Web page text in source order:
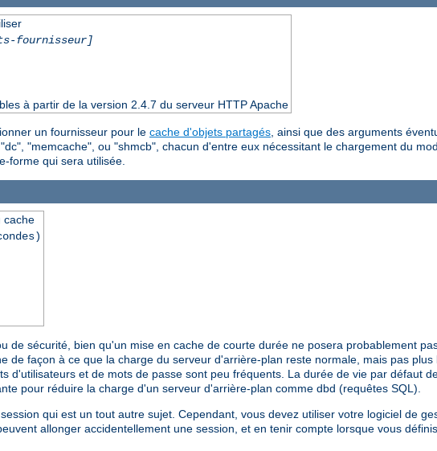
fournisseur]
à partir de la version 2.4.7 du serveur HTTP Apache
un fournisseur pour le cache d'objets partagés , ainsi que des arguments
"memcache", ou "shmcb", chacun d'entre eux nécessitant le chargement du
forme qui sera utilisée.
cache
de sécurité, bien qu'un mise en cache de courte durée ne posera probablement
de façon à ce que la charge du serveur d'arrière-plan reste normale, mais pas plus
d'utilisateurs et de mots de passe sont peu fréquents. La durée de vie par défaut
pour réduire la charge d'un serveur d'arrière-plan comme dbd (requêtes SQL).
qui est un tout autre sujet. Cependant, vous devez utiliser votre logiciel de
allonger accidentellement une session, et en tenir compte lorsque vous